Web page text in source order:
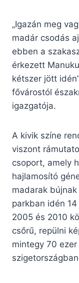
„Igazán meg
madár csodás
ebben a
érkezett
kétszer jött
fővárostól
igazgatója.
A kivik színe
viszont
csoport, amely
hajlamosító
madarak
parkban idén
2005 és 2010
csőrű, repülni
mintegy 70